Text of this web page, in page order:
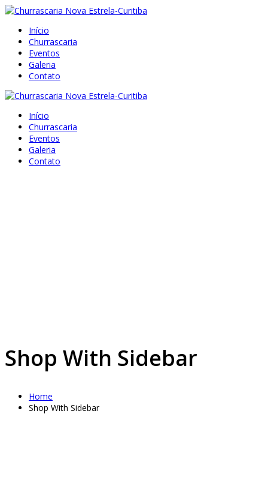
Início
Churrascaria
Eventos
Galeria
Contato
Início
Churrascaria
Eventos
Galeria
Contato
Shop With Sidebar
Home
Shop With Sidebar